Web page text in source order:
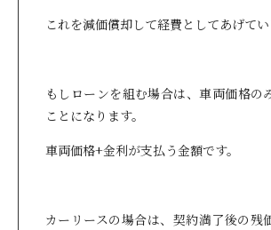
これを減価償却して経費としてあげてい
もしローンを組む場合は、車両価格の
ことになります。
車両価格+金利が支払う金額です。
カーリースの場合は、契約満了後の残